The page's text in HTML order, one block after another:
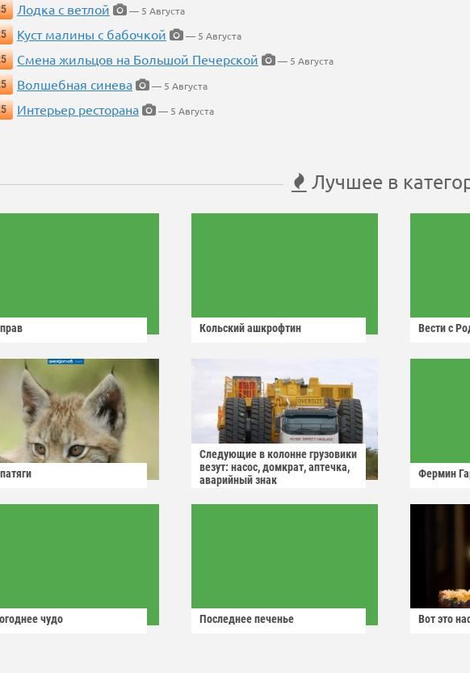
Лодка с ветлой
— 5 Августа
Куст малины с бабочкой
— 5 Августа
Смена жильцов на Большой Печерской
— 5 Августа
Волшебная синева
— 5 Августа
Интерьер ресторана — 5 Августа
Лучшее в
Кольский ашкрофтин Вести с
Следующие в колонне грузовики
везут: насос, домкрат, аптечка,
аварийный знак
Фермин
чудо Последнее печенье Вот это